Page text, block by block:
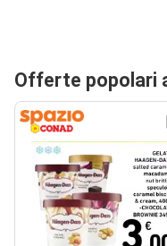
Offerte popolari